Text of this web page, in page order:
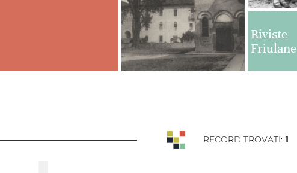
Riviste
Friulane
RECORD TROVATI: 1